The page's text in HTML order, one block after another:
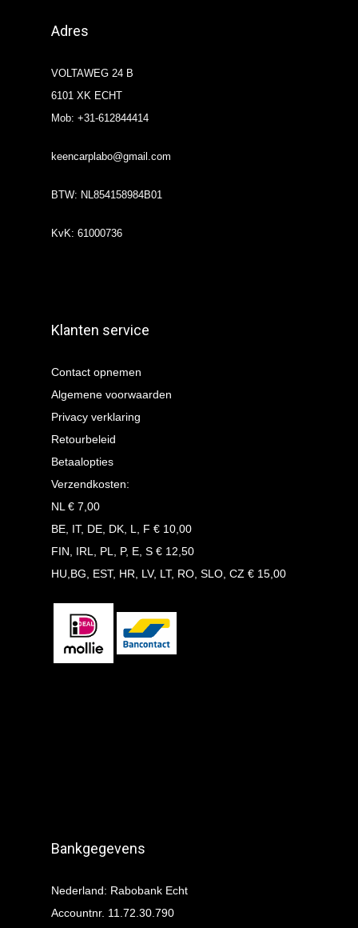
Adres
VOLTAWEG 24 B
6101 XK ECHT
Mob: +31-612844414
keencarplabo@gmail.com
BTW: NL854158984B01
KvK: 61000736
Klanten service
Contact opnemen
Algemene voorwaarden
Privacy verklaring
Retourbeleid
Betaalopties
Verzendkosten:
NL € 7,00
BE, IT, DE, DK, L, F € 10,00
FIN, IRL, PL, P, E, S € 12,50
HU,BG, EST, HR, LV, LT, RO, SLO, CZ € 15,00
Bankgegevens
Nederland: Rabobank Echt
Accountnr. 11.72.30.790